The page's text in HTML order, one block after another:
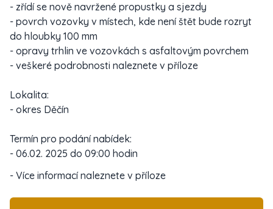
- zřídí se nově navržené propustky a sjezdy
- povrch vozovky v místech, kde není štět bude rozryt
do hloubky 100 mm
- opravy trhlin ve vozovkách s asfaltovým povrchem
- veškeré podrobnosti naleznete v příloze
Lokalita:
- okres Děčín
Termín pro podání nabídek:
- 06.02. 2025 do 09:00 hodin
- Více informací naleznete v příloze